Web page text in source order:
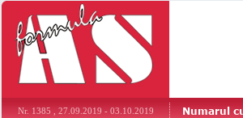
Nr. 1385 , 27.09.2019 - 03.10.2019 Numarul